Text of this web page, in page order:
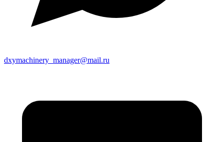
dxymachinery_manager@mail.ru